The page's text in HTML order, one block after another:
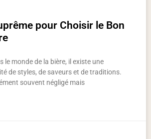
pour Choisir le Bon
le monde de la bière, il existe une
de styles, de saveurs et de traditions.
souvent négligé mais